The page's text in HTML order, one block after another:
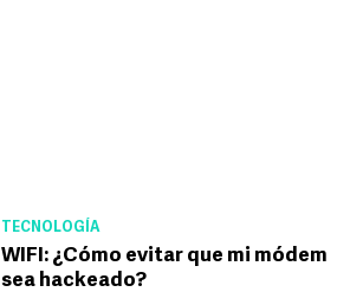
TECNOLOGÍA
WIFI: ¿Cómo evitar que mi módem
sea hackeado?